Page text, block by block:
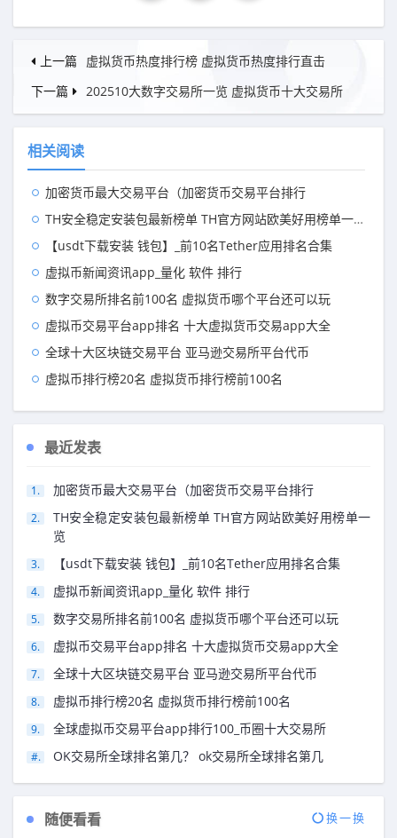
上一篇
虚拟货币热度排行榜 虚拟货币热度排行直击
下一篇
202510大数字交易所一览 虚拟货币十大交易所
相关阅读
加密货币最大交易平台（加密货币交易平台排行
TH安全稳定安装包最新榜单 TH官方网站欧美好用榜单一览
【usdt下载安装 钱包】_前10名Tether应用排名合集
虚拟币新闻资讯app_量化 软件 排行
数字交易所排名前100名 虚拟货币哪个平台还可以玩
虚拟币交易平台app排名 十大虚拟货币交易app大全
全球十大区块链交易平台 亚马逊交易所平台代币
虚拟币排行榜20名 虚拟货币排行榜前100名
最近发表
加密货币最大交易平台（加密货币交易平台排行
TH安全稳定安装包最新榜单 TH官方网站欧美好用榜单一
览
【usdt下载安装 钱包】_前10名Tether应用排名合集
虚拟币新闻资讯app_量化 软件 排行
数字交易所排名前100名 虚拟货币哪个平台还可以玩
虚拟币交易平台app排名 十大虚拟货币交易app大全
全球十大区块链交易平台 亚马逊交易所平台代币
虚拟币排行榜20名 虚拟货币排行榜前100名
全球虚拟币交易平台app排行100_币圈十大交易所
OK交易所全球排名第几？ ok交易所全球排名第几
随便看看 换一换